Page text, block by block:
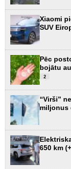
Xiaomi
SUV
Pēc
bojātu
2
“Virši”
miljonus
650 km